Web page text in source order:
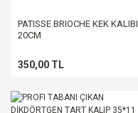
PATISSE BRIOCHE KEK KALIBI
20CM
350,00 TL